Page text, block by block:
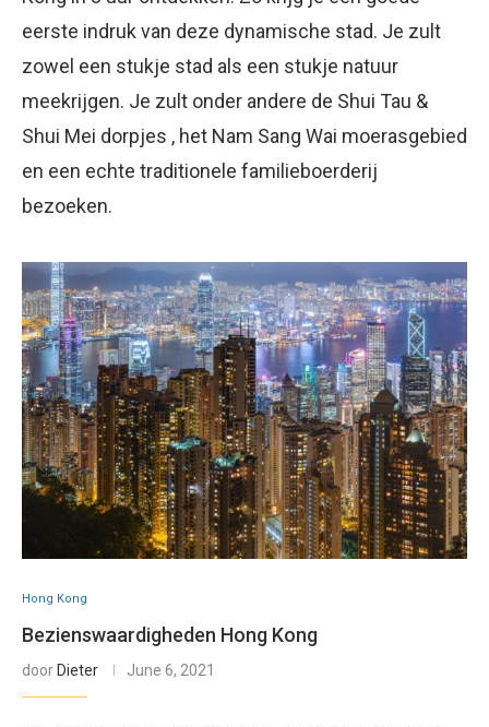
eerste indruk van deze dynamische stad. Je zult
zowel een stukje stad als een stukje natuur
meekrijgen. Je zult onder andere de Shui Tau &
Shui Mei dorpjes , het Nam Sang Wai moerasgebied
en een echte traditionele familieboerderij
bezoeken.
Hong Kong
Bezienswaardigheden Hong Kong
door Dieter June 6, 2021